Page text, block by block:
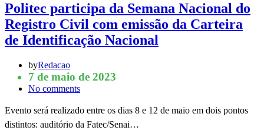
Politec participa da Semana Nacional do
Registro Civil com emissão da Carteira
de Identificação Nacional
byRedacao
7 de maio de 2023
No comments
Evento será realizado entre os dias 8 e 12 de maio em dois pontos
distintos: auditório da Fatec/Senai…